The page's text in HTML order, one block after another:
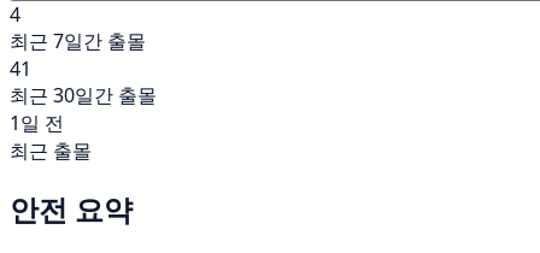
4
최근 7일간 출몰
41
최근 30일간 출몰
1일 전
최근 출몰
안전 요약